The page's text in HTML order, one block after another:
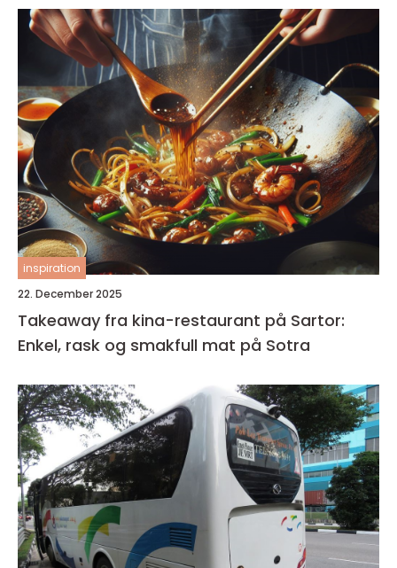
inspiration
22. December 2025
Takeaway fra kina-restaurant på Sartor:
Enkel, rask og smakfull mat på Sotra